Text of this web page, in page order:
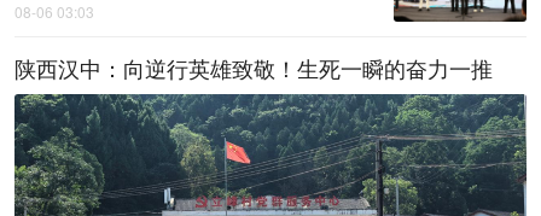
08-06 03:03
陕西汉中：向逆行英雄致敬！生死一瞬的奋力一推